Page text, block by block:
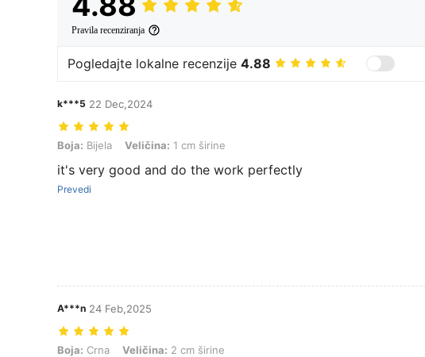
Pravila recenziranja
Pogledajte lokalne recenzije 4.88
k***5 22 Dec,2024
Boja: Bijela, Veličina: 1 cm širine
Boja: Bijela Veličina: 1 cm širine
it's very good and do the work perfectly
Prevedi
A***n 24 Feb,2025
Boja: Crna, Veličina: 2 cm širine
Boja: Crna Veličina: 2 cm širine